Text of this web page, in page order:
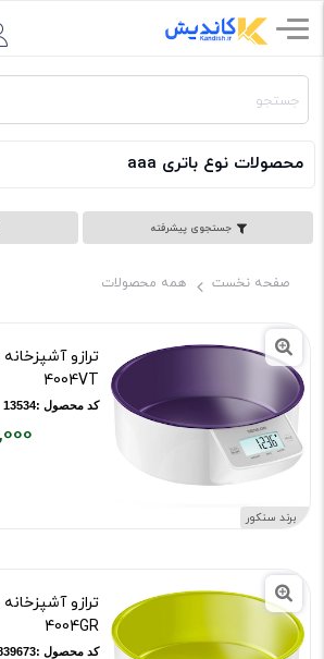
محصولات نوع باتری aaa
جستجوی پیشرفته
صفحه نخست همه محصولات
برند سنکور
4004VT
کد محصول :13534
4004GR
کد محصول :11839673